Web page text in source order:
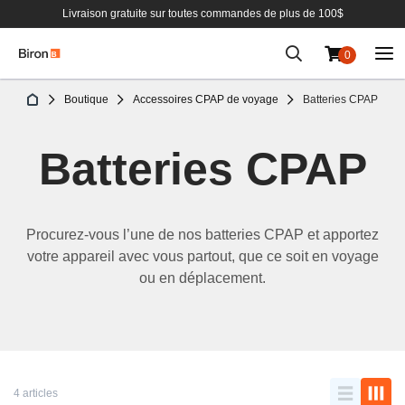
Livraison gratuite sur toutes commandes de plus de 100$
0
au
Batteries CPAP
Procurez-vous l’une de nos batteries CPAP etapportez
votre appareil avec vouspartout, que ce soiten voyage
ou en déplacement.
Boutique Accessoires CPAP de voyage Batteries CPAP
4 articles